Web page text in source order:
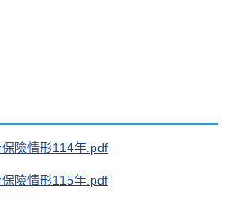
險情形114年.pdf
險情形115年.pdf